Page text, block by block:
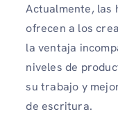
Actualmente, las
ofrecen a los
la ventaja
niveles de
su trabajo y
de escritura.